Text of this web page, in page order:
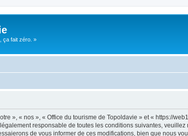
ça fait zéro. »
», « nos », « Office du tourisme de Topoldavie » et « https://
responsable de toutes les conditions suivantes,
de vous informer de ces modifications, bien que nous